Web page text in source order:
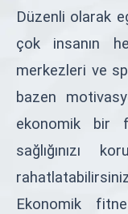
Düzenli olarak
çok insanın
merkezleri ve
bazen
ekonomik bir
sağlığınızı
Ekonomik